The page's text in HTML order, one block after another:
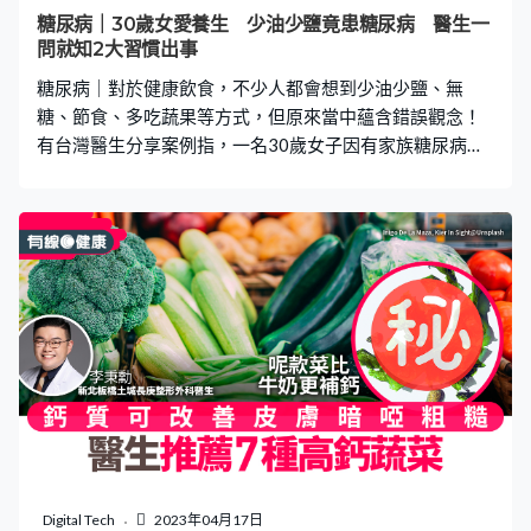
關。 痛風惡化有機會可致僵屍手 根據衛生署衛生防護中心
資料，痛風是最常見的炎症性關節炎，由持續無症狀高尿
稱嘌呤）的
糖尿病｜30歲女愛養生 少油少鹽竟患糖尿病 醫生一
問就知2大習慣出事
糖尿病｜對於健康飲食，不少人都會想到少油少鹽、無
糖、節食、多吃蔬果等方式，但原來當中蘊含錯誤觀念！
有台灣醫生分享案例指，一名30歲女子因有家族糖尿病病
與其「健康飲食習慣」有關。 推薦閱讀 隔夜餸｜7大食物
千萬別翻叮 白飯、菠菜、雞蛋上榜！嚴重或致癌2023超
級食物TOP10 牛油果、羽衣甘藍出局！想防癌必食1類
食物 台灣敏盛綜合醫院微創手術中心執行長陳榮堅醫生在
其個人網站發文表示，不少人進行「少油少鹽」的健康飲
食方式時，都會以為少油就是要盡量不攝取任何油份。陳
榮堅指，這屬錯誤觀念，有不少維他命，如維他命A、維他
命D、維他命E、維他命K等都需要油脂來輔助人體吸收，
如果完全不攝取油分，就會讓維他命無法在體內被吸收。
歲女子因為有糖尿病家族病史，所以向來非常注重養生。
Digital Tech 2023年04月17日